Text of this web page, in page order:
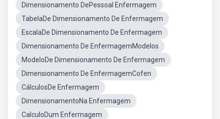
Dimensionamento DePessoal Enfermagem
TabelaDe Dimensionamento De Enfermagem
EscalaDe Dimensionamento De Enfermagem
Dimensionamento De EnfermagemModelos
ModeloDe Dimensionamento De Enfermagem
Dimensionamento De EnfermagemCofen
CálculosDe Enfermagem
DimensionamentoNa Enfermagem
CalculoDum Enfermagem